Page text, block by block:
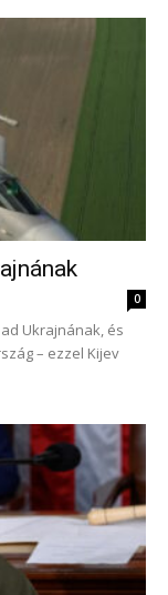
0
Ukrajnának, és
– ezzel Kijev